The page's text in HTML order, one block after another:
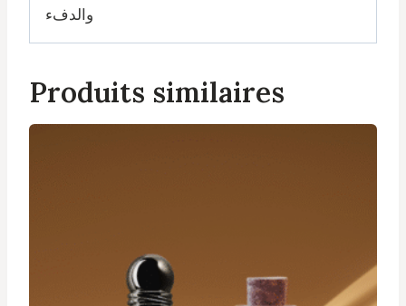
والدفء
Produits similaires